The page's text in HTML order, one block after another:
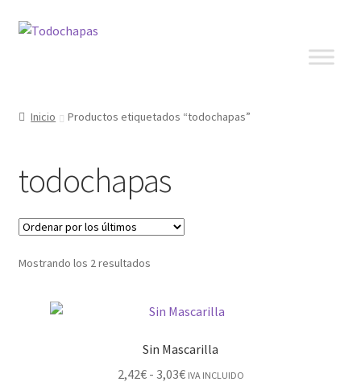
Inicio Productos etiquetados “todochapas”
todochapas
Mostrando los 2 resultados
Sin Mascarilla
2,42€ - 3,03€ IVA INCLUIDO